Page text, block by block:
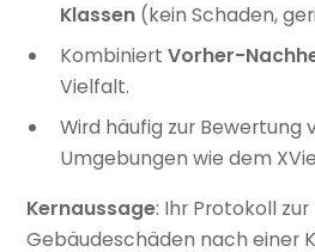
Klassen(kein Schaden,
Kombiniert Vorher-
Vielfalt.
Wird häufig zur Bewertung
Umgebungen wie dem
Kernaussage: Ihr Protokoll
Gebäudeschäden nach einer